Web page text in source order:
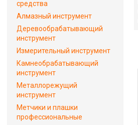
средства
Алмазный инструмент
Деревообрабатывающий
инструмент
Измерительный инструмент
Камнеобрабатывающий
инструмент
Металлорежущий
инструмент
Метчики и плашки
профессиональные